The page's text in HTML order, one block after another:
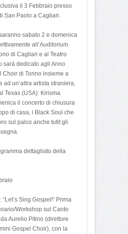
il 3 Febbraio presso
San Paolo a Cagliari.
sabato 2 e domenica
all’Auditorium
di Cagliari e al Teatro
sarà dedicato agli Anno
Choir di Torino insieme a
ad un’altra artista straniera,
Texas (USA): Kirisma
il concerto di chiusura
di casa, i Black Soul che
sul palco anche tutit gli
dettagliato della
Sing Gospel!” Prima
Workshop sul Canto
Aurelio Pitino (direttore
Gospel Choir), con la